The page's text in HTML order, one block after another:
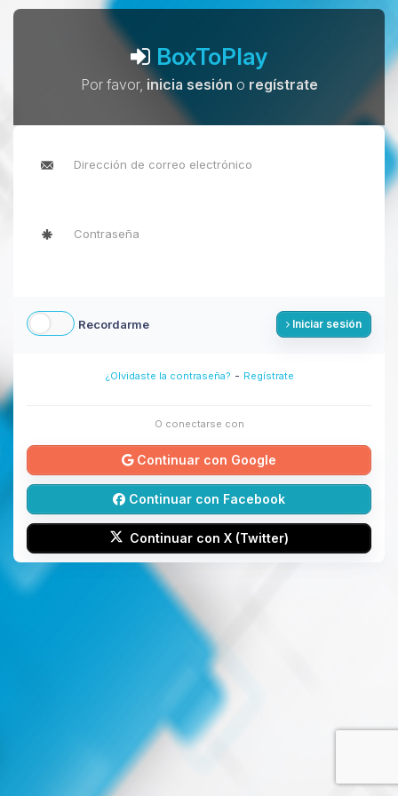
BoxToPlay
Por favor, inicia sesión o regístrate
Recordarme Iniciar sesión
¿Olvidaste la contraseña? - Regístrate
O conectarse con
Continuar con Google
Continuar con Facebook
Continuar con X (Twitter)